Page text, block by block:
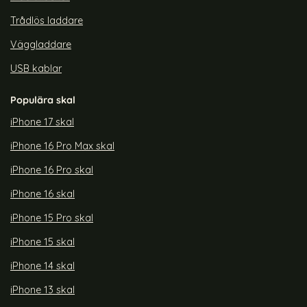
Trådlös laddare
Väggladdare
USB kablar
Populära skal
iPhone 17 skal
iPhone 16 Pro Max skal
iPhone 16 Pro skal
iPhone 16 skal
iPhone 15 Pro skal
iPhone 15 skal
iPhone 14 skal
iPhone 13 skal